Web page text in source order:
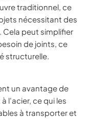
traditionnel, ce
nécessitant des
peut simplifier
de joints, ce
structurelle.
un avantage de
l'acier, ce qui les
à transporter et